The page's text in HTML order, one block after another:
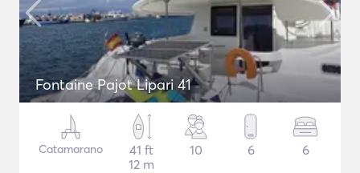
Fontaine Pajot Lipari 41
Catamarano
41 ft
12 m
10 6 6